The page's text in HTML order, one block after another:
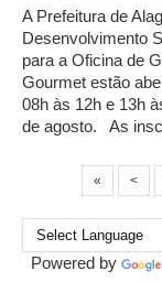
A Prefeitura de
Desenvolvimento
para a Oficina de
Gourmet estão
08h às 12h e 13h
de agosto. As
« <
Powered by